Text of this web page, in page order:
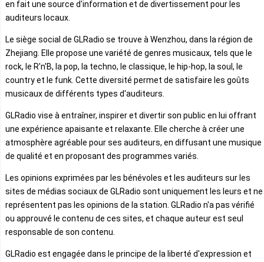
en fait une source d'information et de divertissement pour les
auditeurs locaux.
Le siège social de GLRadio se trouve à Wenzhou, dans la région de
Zhejiang. Elle propose une variété de genres musicaux, tels que le
rock, le R'n'B, la pop, la techno, le classique, le hip-hop, la soul, le
country et le funk. Cette diversité permet de satisfaire les goûts
musicaux de différents types d'auditeurs.
GLRadio vise à entraîner, inspirer et divertir son public en lui offrant
une expérience apaisante et relaxante. Elle cherche à créer une
atmosphère agréable pour ses auditeurs, en diffusant une musique
de qualité et en proposant des programmes variés.
Les opinions exprimées par les bénévoles et les auditeurs sur les
sites de médias sociaux de GLRadio sont uniquement les leurs et ne
représentent pas les opinions de la station. GLRadio n'a pas vérifié
ou approuvé le contenu de ces sites, et chaque auteur est seul
responsable de son contenu.
GLRadio est engagée dans le principe de la liberté d'expression et